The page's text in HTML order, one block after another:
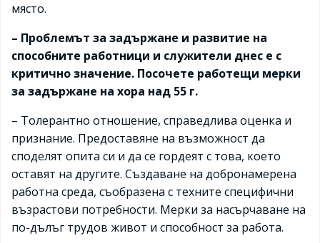
място.
– Проблемът за задържане и развитие на
способните работници и служители днес е с
критично значение. Посочете работещи мерки
за задържане на хора над 55 г.
– Толерантно отношение, справедлива оценка и
признание. Предоставяне на възможност да
споделят опита си и да се гордеят с това, което
оставят на другите. Създаване на добронамерена
работна среда, съобразена с техните специфични
възрастови потребности. Мерки за насърчаване на
по-дълъг трудов живот и способност за работа.